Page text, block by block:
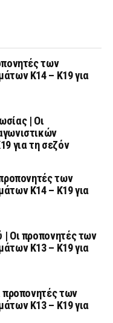
των
Κ14 – Κ19 για
| Οι
για τη σεζόν
των
Κ14 – Κ19 για
Οι προπονητές των
Κ13 – Κ19 για
προπονητές των
Κ13 – Κ19 για